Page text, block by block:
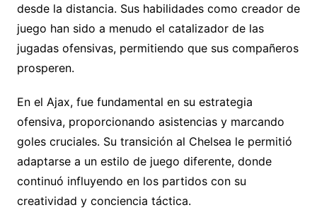
desde la distancia. Sus habilidades como creador de
juego han sido a menudo el catalizador de las
jugadas ofensivas, permitiendo que sus compañeros
prosperen.
En el Ajax, fue fundamental en su estrategia
ofensiva, proporcionando asistencias y marcando
goles cruciales. Su transición al Chelsea le permitió
adaptarse a un estilo de juego diferente, donde
continuó influyendo en los partidos con su
creatividad y conciencia táctica.